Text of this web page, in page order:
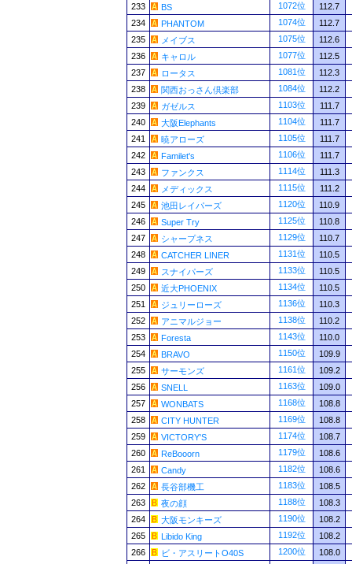
233
BS 1072位
112.7
234
PHANTOM 1074位
112.7
235
メイブス 1075位
112.6
236
キャロル 1077位
112.5
237
ロータス 1081位
112.3
238
関西おっさん倶楽部 1084位
112.2
239
ガゼルス 1103位
111.7
240
大阪Elephants 1104位
111.7
241
暁アローズ 1105位
111.7
242
Familet's 1106位
111.7
243
ファンクス 1114位
111.3
244
メディックス 1115位
111.2
245
池田レイパーズ 1120位
110.9
246
Super Try 1125位
110.8
247
シャープネス 1129位
110.7
248
CATCHER LINER 1131位
110.5
249
スナイパーズ 1133位
110.5
250
近大PHOENIX 1134位
110.5
251
ジュリーローズ 1136位
110.3
252
アニマルジョー 1138位
110.2
253
Foresta 1143位
110.0
254
BRAVO 1150位
109.9
255
サーモンズ 1161位
109.2
256
SNELL 1163位
109.0
257
WONBATS 1168位
108.8
258
CITY HUNTER 1169位
108.8
259
VICTORY'S 1174位
108.7
260
ReBooorn 1179位
108.6
261
Candy 1182位
108.6
262
長谷部機工 1183位
108.5
263
夜の顔 1188位
108.3
264
大阪モンキーズ 1190位
108.2
265
Libido King 1192位
108.2
266
ビ・アスリートO40S 1200位
108.0